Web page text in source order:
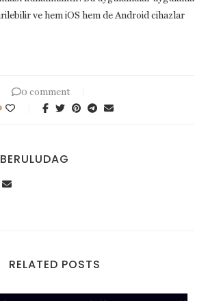
ve hem iOS hem de Android cihazlar
0 comment
RELATED POSTS